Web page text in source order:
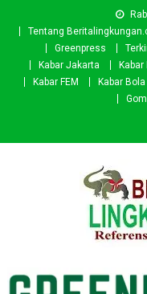
Tentang
Greenpress
Kabar Jakarta
Kabar FEM
Kabar Bola